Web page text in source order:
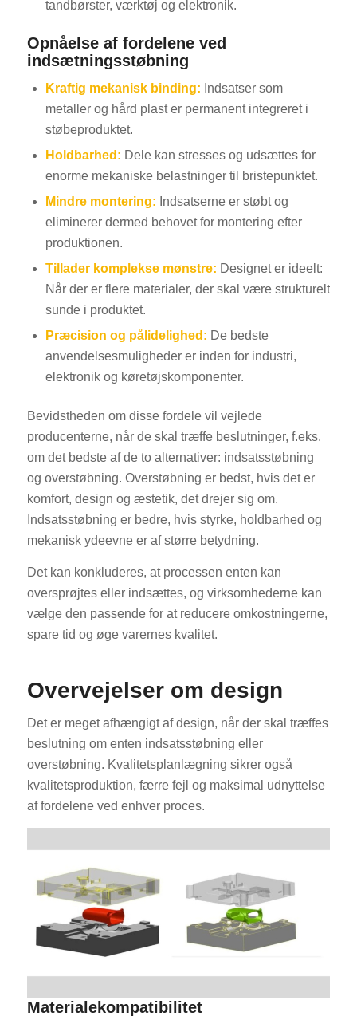
tandbørster, værktøj og elektronik.
Opnåelse af fordelene ved
indsætningsstøbning
Kraftig mekanisk binding: Indsatser som
metaller og hård plast er permanent integreret i
støbeproduktet.
Holdbarhed: Dele kan stresses og udsættes for
enorme mekaniske belastninger til bristepunktet.
Mindre montering: Indsatserne er støbt og
eliminerer dermed behovet for montering efter
produktionen.
Tillader komplekse mønstre: Designet er ideelt:
Når der er flere materialer, der skal være strukturelt
sunde i produktet.
Præcision og pålidelighed: De bedste
anvendelsesmuligheder er inden for industri,
elektronik og køretøjskomponenter.
Bevidstheden om disse fordele vil vejlede
producenterne, når de skal træffe beslutninger, f.eks.
om det bedste af de to alternativer: indsatsstøbning
og overstøbning. Overstøbning er bedst, hvis det er
komfort, design og æstetik, det drejer sig om.
Indsatsstøbning er bedre, hvis styrke, holdbarhed og
mekanisk ydeevne er af større betydning.
Det kan konkluderes, at processen enten kan
oversprøjtes eller indsættes, og virksomhederne kan
vælge den passende for at reducere omkostningerne,
spare tid og øge varernes kvalitet.
Overvejelser om design
Det er meget afhængigt af design, når der skal træffes
beslutning om enten indsatsstøbning eller
overstøbning. Kvalitetsplanlægning sikrer også
kvalitetsproduktion, færre fejl og maksimal udnyttelse
af fordelene ved enhver proces.
Materialekompatibilitet